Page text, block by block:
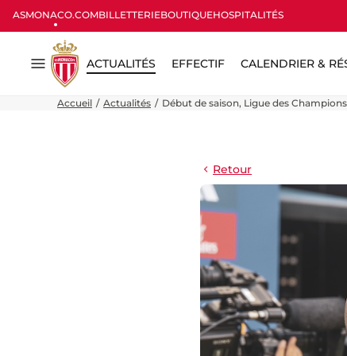
ASMONACO.COMBILLETTERIEBOUTIQUEHOSPITALITÉS
Menu
ACTUALITÉS EFFECTIF CALENDRIER &
Accueil Actualités Début de saison, Ligue des
Retour